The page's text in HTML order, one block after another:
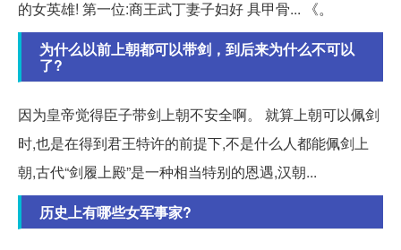
的女英雄! 第一位:商王武丁妻子妇好 具甲骨... 《。
为什么以前上朝都可以带剑，到后来为什么不可以
了?
因为皇帝觉得臣子带剑上朝不安全啊。 就算上朝可以佩剑
时,也是在得到君王特许的前提下,不是什么人都能佩剑上
朝,古代“剑履上殿”是一种相当特别的恩遇,汉朝...
历史上有哪些女军事家?